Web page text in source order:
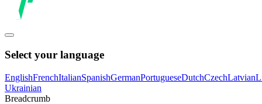
Select your language
EnglishFrenchItalianSpanishGermanPortugueseDutchCzechLatvian
Ukrainian
Breadcrumb